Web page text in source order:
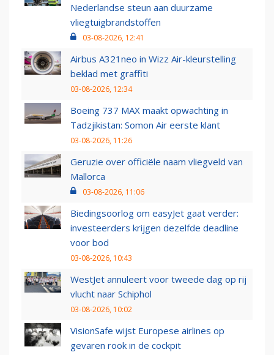
Nederlandse steun aan duurzame
vliegtuigbrandstoffen
03-08-2026, 12:41
Airbus A321neo in Wizz Air-kleurstelling
beklad met graffiti
03-08-2026, 12:34
Boeing 737 MAX maakt opwachting in
Tadzjikistan: Somon Air eerste klant
03-08-2026, 11:26
Geruzie over officiële naam vliegveld van
Mallorca
03-08-2026, 11:06
Biedingsoorlog om easyJet gaat verder:
investeerders krijgen dezelfde deadline
voor bod
03-08-2026, 10:43
WestJet annuleert voor tweede dag op rij
vlucht naar Schiphol
03-08-2026, 10:02
VisionSafe wijst Europese airlines op
gevaren rook in de cockpit